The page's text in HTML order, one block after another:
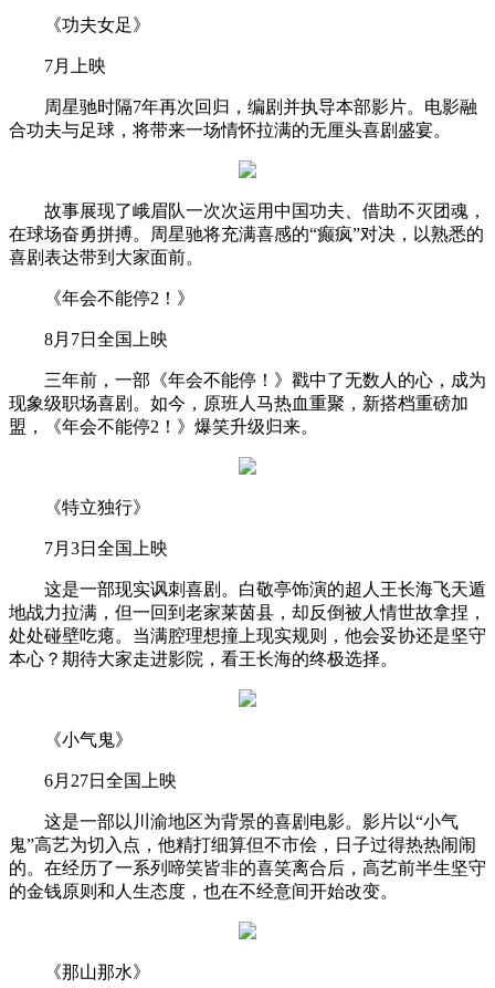
《功夫女足》
7月上映
周星驰时隔7年再次回归，编剧并执导本部影片。电影融
合功夫与足球，将带来一场情怀拉满的无厘头喜剧盛宴。
故事展现了峨眉队一次次运用中国功夫、借助不灭团魂，
在球场奋勇拼搏。周星驰将充满喜感的“癫疯”对决，以熟悉的
喜剧表达带到大家面前。
《年会不能停2！》
8月7日全国上映
三年前，一部《年会不能停！》戳中了无数人的心，成为
现象级职场喜剧。如今，原班人马热血重聚，新搭档重磅加
盟，《年会不能停2！》爆笑升级归来。
《特立独行》
7月3日全国上映
这是一部现实讽刺喜剧。白敬亭饰演的超人王长海飞天遁
地战力拉满，但一回到老家莱茵县，却反倒被人情世故拿捏，
处处碰壁吃瘪。当满腔理想撞上现实规则，他会妥协还是坚守
本心？期待大家走进影院，看王长海的终极选择。
《小气鬼》
6月27日全国上映
这是一部以川渝地区为背景的喜剧电影。影片以“小气
鬼”高艺为切入点，他精打细算但不市侩，日子过得热热闹闹
的。在经历了一系列啼笑皆非的喜笑离合后，高艺前半生坚守
的金钱原则和人生态度，也在不经意间开始改变。
《那山那水》